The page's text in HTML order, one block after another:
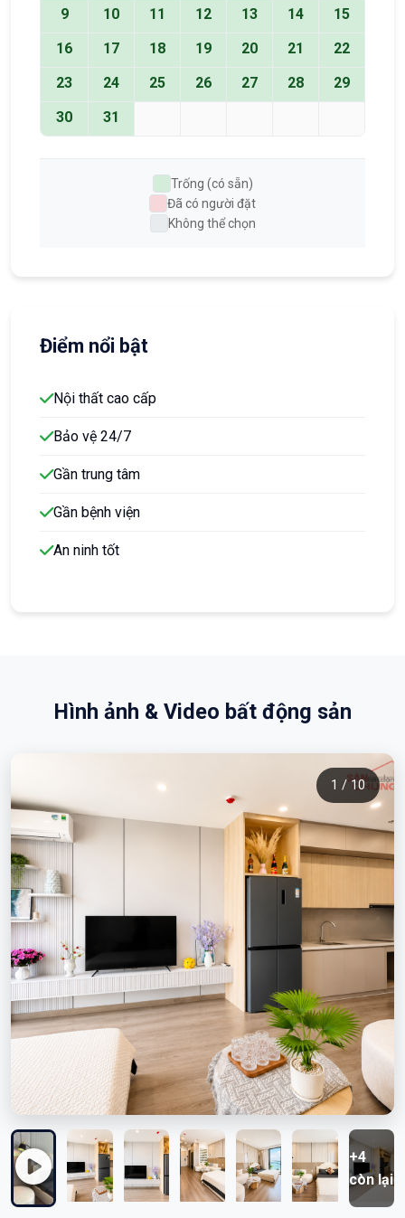
9
10 11 12 13 14
15
16
17 18 19 20 21
22
23
24 25 26 27 28
29
30
31
Trống (có sẵn)
Đã có người đặt
Không thể chọn
Điểm nổi bật
Nội thất cao cấp
Bảo vệ 24/7
Gần trung tâm
Gần bệnh viện
An ninh tốt
Hình ảnh & Video bất động sản
1 / 10
+4
còn lại